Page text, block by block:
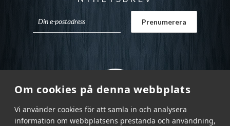
Om cookies på denna webbplats
Vi använder cookies för att samla in och analysera
information om webbplatsens prestanda och användning,